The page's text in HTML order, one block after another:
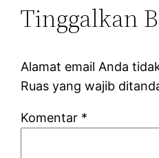
Tinggalkan
Alamat email Anda
Ruas yang wajib
Komentar *